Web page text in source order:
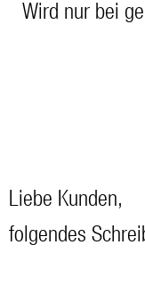
Wird nur bei
Liebe Kunden,
folgendes